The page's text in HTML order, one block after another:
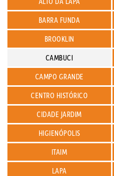
BARRA FUNDA
BROOKLIN
CAMBUCI
CAMPO GRANDE
CENTRO HISTÓRICO
CIDADE JARDIM
HIGIENÓPOLIS
ITAIM
LAPA